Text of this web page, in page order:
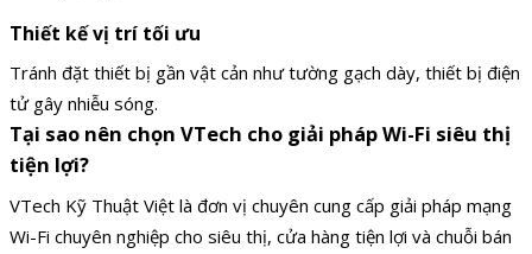
Thiết kế vị trí tối ưu
Tránh đặt thiết bị gần vật cản như tường gạch dày, thiết bị điện
tử gây nhiễu sóng.
Tại sao nên chọn VTech cho giải pháp Wi-Fi siêu thị
tiện lợi?
VTech Kỹ Thuật Việt là đơn vị chuyên cung cấp giải pháp mạng
Wi-Fi chuyên nghiệp cho siêu thị, cửa hàng tiện lợi và chuỗi bán